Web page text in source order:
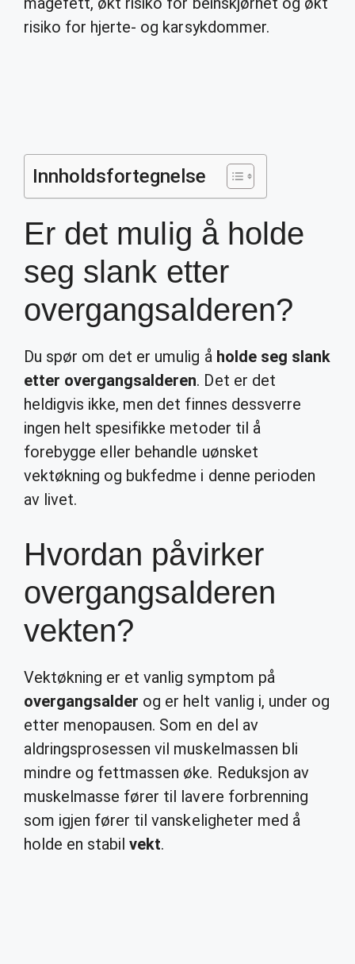
risiko for hjerte- og karsykdommer.
Innholdsfortegnelse
Er det mulig å holde
seg slank etter
overgangsalderen?
Du spør om det er umulig å holde seg slank
etter overgangsalderen. Det er det
heldigvis ikke, men det finnes dessverre
ingen helt spesifikke metoder til å
forebygge eller behandle uønsket
vektøkning og bukfedme i denne perioden
av livet.
Hvordan påvirker
overgangsalderen
vekten?
Vektøkning er et vanlig symptom på
overgangsalder og er helt vanlig i, under og
etter menopausen. Som en del av
aldringsprosessen vil muskelmassen bli
mindre og fettmassen øke. Reduksjon av
muskelmasse fører til lavere forbrenning
som igjen fører til vanskeligheter med å
holde en stabilvekt.